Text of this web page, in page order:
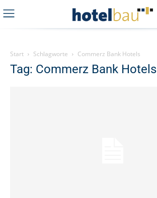
Start Schlagworte Commerz Bank Hotels
Tag: Commerz Bank Hotels